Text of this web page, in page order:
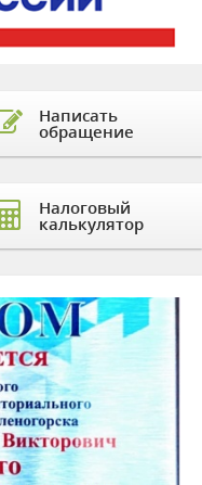
Написать
обращение
Налоговый
калькулятор